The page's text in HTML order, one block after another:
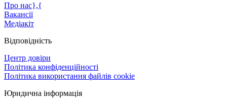
Про нас},{
Вакансії
Медіакіт
Відповідність
Центр довіри
Політика конфіденційності
Політика використання файлів cookie
Юридична інформація